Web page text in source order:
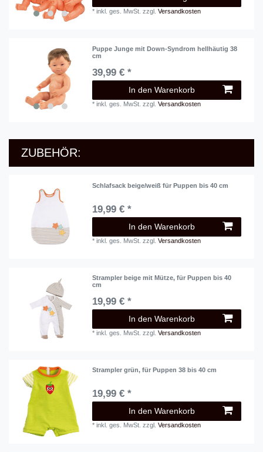
*inkl. ges. MwSt. zzgl.Versandkosten
Puppe Junge mit Down-Syndrom hellhäutig 38
cm
39,99 € *
In den Warenkorb
*inkl. ges. MwSt. zzgl.Versandkosten
ZUBEHÖR:
Schlafsack beige/weiß für Puppen bis 40 cm
19,99 € *
In den Warenkorb
*inkl. ges. MwSt. zzgl.Versandkosten
Strampler beige mit Mütze, für Puppen bis 40
cm
19,99 € *
In den Warenkorb
*inkl. ges. MwSt. zzgl.Versandkosten
Strampler grün, für Puppen 38 bis 40 cm
19,99 € *
In den Warenkorb
*inkl. ges. MwSt. zzgl.Versandkosten